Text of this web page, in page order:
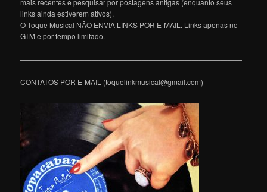
mais recentes e pesquisar por postagens antigas (enquanto seus
links ainda estiverem ativos).
O Toque Musical NÃO ENVIA LINKS POR E-MAIL. Links apenas no
GTM e por tempo limitado.
———————————————————————————————
CONTATOS POR E-MAIL (toquelinkmusical@gmail.com)